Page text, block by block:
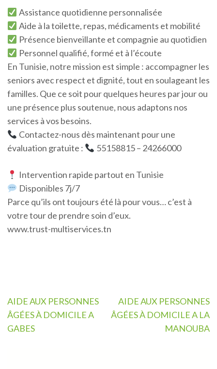
Assistance quotidienne personnalisée
Aide à la toilette, repas, médicaments et mobilité
Présence bienveillante et compagnie au quotidien
Personnel qualifié, formé et à l’écoute
En Tunisie, notre mission est simple : accompagner les
seniors avec respect et dignité, tout en soulageant les
familles. Que ce soit pour quelques heures par jour ou
une présence plus soutenue, nous adaptons nos
services à vos besoins.
Contactez-nous dès maintenant pour une
évaluation gratuite :
55158815 – 24266000
Intervention rapide partout en Tunisie
Disponibles 7j/7
Parce qu’ils ont toujours été là pour vous… c’est à
votre tour de prendre soin d’eux.
www.trust-multiservices.tn
Navigation
de
l’article
AIDE AUX PERSONNES
ÂGÉES À DOMICILE A
GABES
AIDE AUX PERSONNES
ÂGÉES À DOMICILE A LA
MANOUBA